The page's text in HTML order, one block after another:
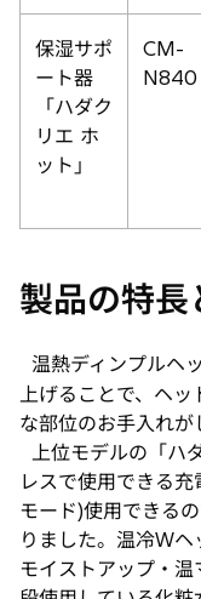
保湿サポ
ート器
「ハダク
リエ ホ
ット」
CM-
N840
製品の特長
温熱ディンプルヘ
上げることで、ヘッ
な部位のお手入れが
上位モデルの「ハ
レスで使用できる
モード)使用できる
りました。温冷W
モイストアップ・